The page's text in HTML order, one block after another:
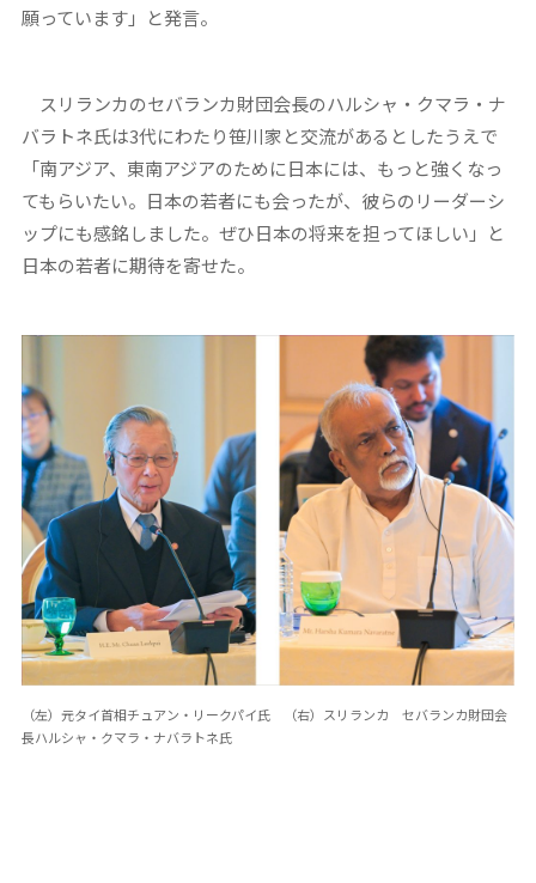
願っています」と発言。
スリランカのセバランカ財団会長のハルシャ・クマラ・ナ
バラトネ氏は3代にわたり笹川家と交流があるとしたうえで
「南アジア、東南アジアのために日本には、もっと強くなっ
てもらいたい。日本の若者にも会ったが、彼らのリーダーシ
ップにも感銘しました。ぜひ日本の将来を担ってほしい」と
日本の若者に期待を寄せた。
（左）元タイ首相チュアン・リークパイ氏 （右）スリランカ セバランカ財団会
長ハルシャ・クマラ・ナバラトネ氏